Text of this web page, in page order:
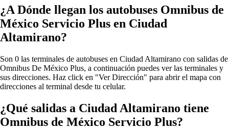
¿A Dónde llegan los autobuses Omnibus de
México Servicio Plus en Ciudad
Altamirano?
Son 0 las terminales de autobuses en Ciudad Altamirano con salidas de
Omnibus De México Plus, a continuación puedes ver las terminales y
sus direcciones. Haz click en "Ver Dirección" para abrir el mapa con
direcciones al terminal desde tu celular.
¿Qué salidas a Ciudad Altamirano tiene
Omnibus de México Servicio Plus?